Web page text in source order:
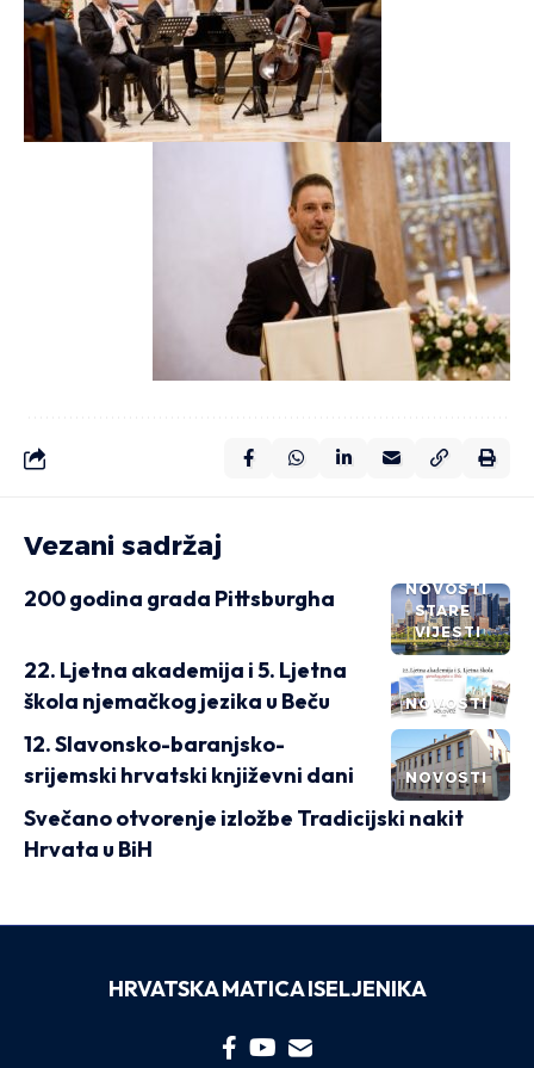
Vezani sadržaj
NOVOSTI
STARE
VIJESTI
200 godina grada Pittsburgha
NOVOSTI
22. Ljetna akademija i 5. Ljetna
škola njemačkog jezika u Beču
NOVOSTI
12. Slavonsko-baranjsko-
srijemski hrvatski književni dani
Svečano otvorenje izložbe Tradicijski nakit
Hrvata u BiH
HRVATSKA MATICA ISELJENIKA